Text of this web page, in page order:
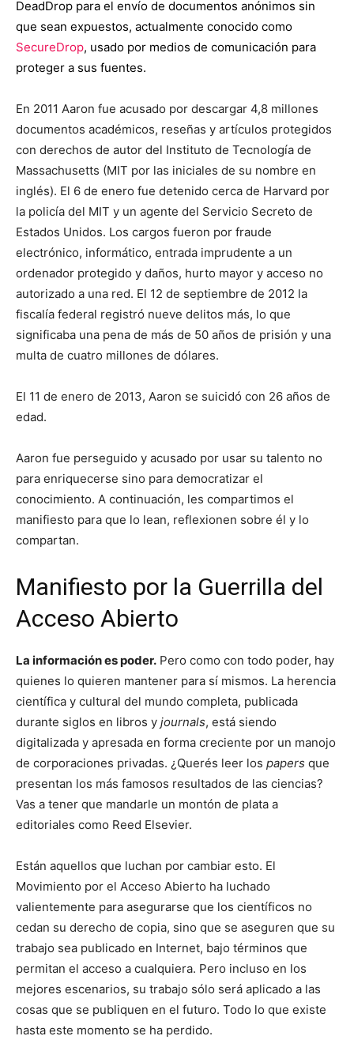
DeadDrop para el envío de documentos anónimos sin
que sean expuestos, actualmente conocido como
SecureDrop, usado por medios de comunicación para
proteger a sus fuentes.
En 2011 Aaron fue acusado por descargar 4,8 millones
documentos académicos, reseñas y artículos protegidos
con derechos de autor del Instituto de Tecnología de
Massachusetts (MIT por las iniciales de su nombre en
inglés). El 6 de enero fue detenido cerca de Harvard por
la policía del MIT y un agente del Servicio Secreto de
Estados Unidos. Los cargos fueron por fraude
electrónico, informático, entrada imprudente a un
ordenador protegido y daños, hurto mayor y acceso no
autorizado a una red. El 12 de septiembre de 2012 la
fiscalía federal registró nueve delitos más, lo que
significaba una pena de más de 50 años de prisión y una
multa de cuatro millones de dólares.
El 11 de enero de 2013, Aaron se suicidó con 26 años de
edad.
Aaron fue perseguido y acusado por usar su talento no
para enriquecerse sino para democratizar el
conocimiento. A continuación, les compartimos el
manifiesto para que lo lean, reflexionen sobre él y lo
compartan.
Manifiesto por la Guerrilla del
Acceso Abierto
La información es poder. Pero como con todo poder, hay
quienes lo quieren mantener para sí mismos. La herencia
científica y cultural del mundo completa, publicada
durante siglos en libros y journals, está siendo
digitalizada y apresada en forma creciente por un manojo
de corporaciones privadas. ¿Querés leer los papers que
presentan los más famosos resultados de las ciencias?
Vas a tener que mandarle un montón de plata a
editoriales como Reed Elsevier.
Están aquellos que luchan por cambiar esto. El
Movimiento por el Acceso Abierto ha luchado
valientemente para asegurarse que los científicos no
cedan su derecho de copia, sino que se aseguren que su
trabajo sea publicado en Internet, bajo términos que
permitan el acceso a cualquiera. Pero incluso en los
mejores escenarios, su trabajo sólo será aplicado a las
cosas que se publiquen en el futuro. Todo lo que existe
hasta este momento se ha perdido.